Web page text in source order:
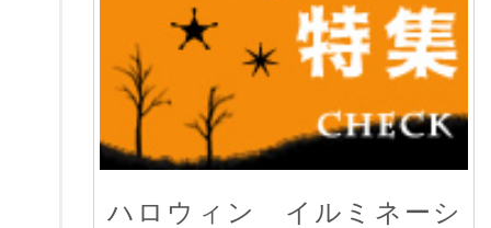
ハロウィン イルミネーシ